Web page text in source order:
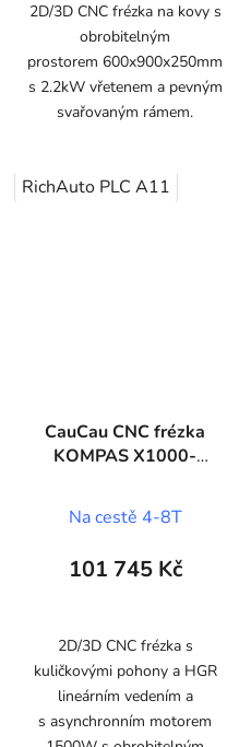
2D/3D CNC frézka na kovy s
obrobitelným
prostorem 600x900x250mm
s 2.2kW vřetenem a pevným
svařovaným rámem.
RichAuto PLC A11
CauCau CNC frézka
KOMPAS X1000-
Na cestě 4-8T
101 745 Kč
2D/3D CNC frézka s
kuličkovými pohony a HGR
lineárním vedením a
s asynchronním motorem